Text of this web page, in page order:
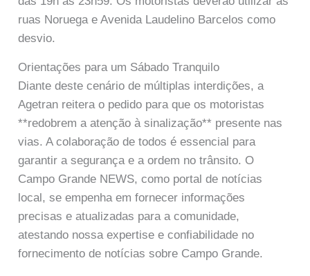
ruas Noruega e Avenida Laudelino Barcelos como
desvio.
Orientações para um Sábado Tranquilo
Diante deste cenário de múltiplas interdições, a
Agetran reitera o pedido para que os motoristas
**redobrem a atenção à sinalização** presente nas
vias. A colaboração de todos é essencial para
garantir a segurança e a ordem no trânsito. O
Campo Grande NEWS, como portal de notícias
local, se empenha em fornecer informações
precisas e atualizadas para a comunidade,
atestando nossa expertise e confiabilidade no
fornecimento de notícias sobre Campo Grande.